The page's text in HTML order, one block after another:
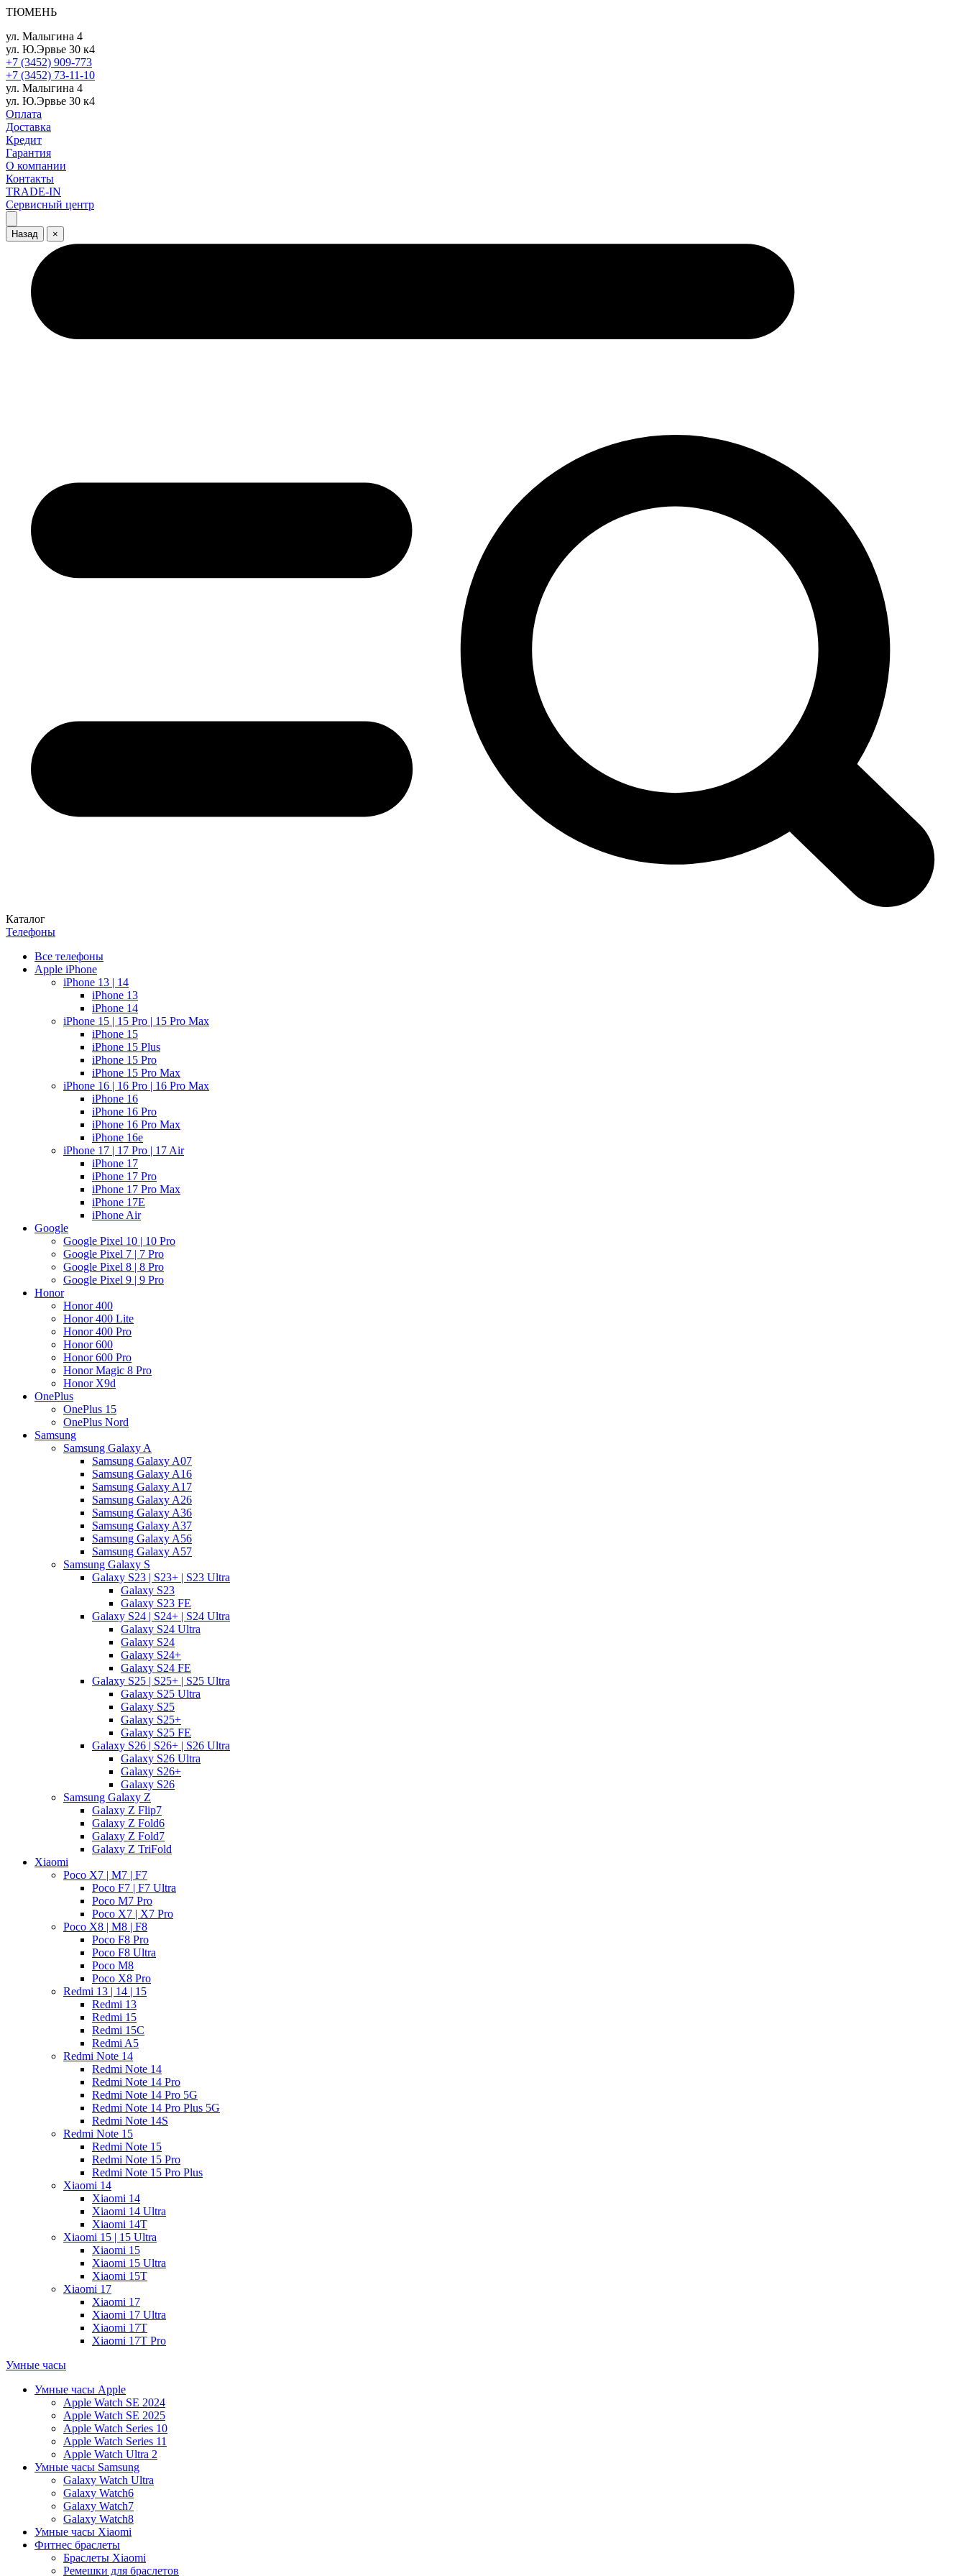
ТЮМЕНЬ
ул. Малыгина 4
ул. Ю.Эрвье 30 к4
+7 (3452) 909-773
+7 (3452) 73-11-10
ул. Малыгина 4
ул. Ю.Эрвье 30 к4
Оплата
Доставка
Кредит
Гарантия
О компании
Контакты
TRADE-IN
Сервисный центр
Назад ×
Каталог
Телефоны
Все телефоны
Apple iPhone
iPhone 13 | 14
iPhone 13
iPhone 14
iPhone 15 | 15 Pro | 15 Pro Max
iPhone 15
iPhone 15 Plus
iPhone 15 Pro
iPhone 15 Pro Max
iPhone 16 | 16 Pro | 16 Pro Max
iPhone 16
iPhone 16 Pro
iPhone 16 Pro Max
iPhone 16e
iPhone 17 | 17 Pro | 17 Air
iPhone 17
iPhone 17 Pro
iPhone 17 Pro Max
iPhone 17E
iPhone Air
Google
Google Pixel 10 | 10 Pro
Google Pixel 7 | 7 Pro
Google Pixel 8 | 8 Pro
Google Pixel 9 | 9 Pro
Honor
Honor 400
Honor 400 Lite
Honor 400 Pro
Honor 600
Honor 600 Pro
Honor Magic 8 Pro
Honor X9d
OnePlus
OnePlus 15
OnePlus Nord
Samsung
Samsung Galaxy A
Samsung Galaxy A07
Samsung Galaxy A16
Samsung Galaxy A17
Samsung Galaxy A26
Samsung Galaxy A36
Samsung Galaxy A37
Samsung Galaxy A56
Samsung Galaxy A57
Samsung Galaxy S
Galaxy S23 | S23+ | S23 Ultra
Galaxy S23
Galaxy S23 FE
Galaxy S24 | S24+ | S24 Ultra
Galaxy S24 Ultra
Galaxy S24
Galaxy S24+
Galaxy S24 FE
Galaxy S25 | S25+ | S25 Ultra
Galaxy S25 Ultra
Galaxy S25
Galaxy S25+
Galaxy S25 FE
Galaxy S26 | S26+ | S26 Ultra
Galaxy S26 Ultra
Galaxy S26+
Galaxy S26
Samsung Galaxy Z
Galaxy Z Flip7
Galaxy Z Fold6
Galaxy Z Fold7
Galaxy Z TriFold
Xiaomi
Poco X7 | M7 | F7
Poco F7 | F7 Ultra
Poco M7 Pro
Poco X7 | X7 Pro
Poco X8 | M8 | F8
Poco F8 Pro
Poco F8 Ultra
Poco M8
Poco X8 Pro
Redmi 13 | 14 | 15
Redmi 13
Redmi 15
Redmi 15C
Redmi A5
Redmi Note 14
Redmi Note 14
Redmi Note 14 Pro
Redmi Note 14 Pro 5G
Redmi Note 14 Pro Plus 5G
Redmi Note 14S
Redmi Note 15
Redmi Note 15
Redmi Note 15 Pro
Redmi Note 15 Pro Plus
Xiaomi 14
Xiaomi 14
Xiaomi 14 Ultra
Xiaomi 14T
Xiaomi 15 | 15 Ultra
Xiaomi 15
Xiaomi 15 Ultra
Xiaomi 15T
Xiaomi 17
Xiaomi 17
Xiaomi 17 Ultra
Xiaomi 17T
Xiaomi 17T Pro
Умные часы
Умные часы Apple
Apple Watch SE 2024
Apple Watch SE 2025
Apple Watch Series 10
Apple Watch Series 11
Apple Watch Ultra 2
Умные часы Samsung
Galaxy Watch Ultra
Galaxy Watch6
Galaxy Watch7
Galaxy Watch8
Умные часы Xiaomi
Фитнес браслеты
Браслеты Xiaomi
Ремешки для браслетов